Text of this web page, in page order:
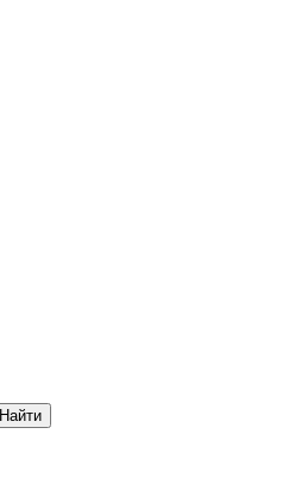
Найти